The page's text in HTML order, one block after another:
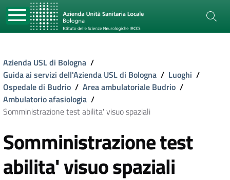
Azienda USL di Bologna /
Guida ai servizi dell'Azienda USL di Bologna / Luoghi /
Ospedale di Budrio / Area ambulatoriale Budrio /
Ambulatorio afasiologia /
Somministrazione test abilita' visuo spaziali
Somministrazione test
abilita' visuo spaziali